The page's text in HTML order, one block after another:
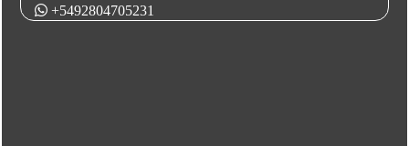
+5492804705231